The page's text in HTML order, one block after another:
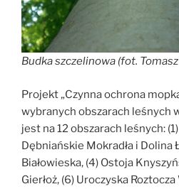
Budka szczelinowa (fot. Tomasz
Projekt „Czynna ochrona
wybranych obszarach leśnych
jest na 12 obszarach leśnych:
Dębniańskie Mokradła i Dolina
Białowieska, (4) Ostoja
Gierłoż, (6) Uroczyska